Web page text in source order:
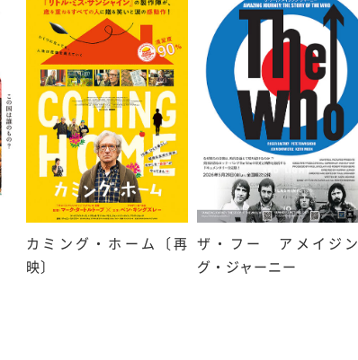
カミング・ホーム〔再
映〕
ザ・フー アメイジン
グ・ジャーニー